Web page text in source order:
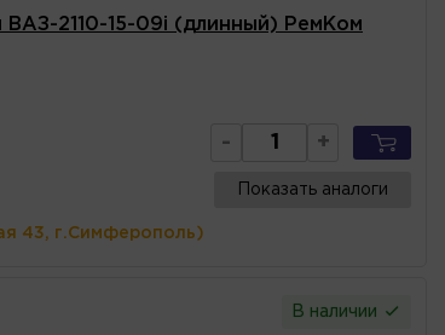
2110-15-09i (длинный) РемКом
- +
Показать аналоги
43, г.Симферополь)
В наличии